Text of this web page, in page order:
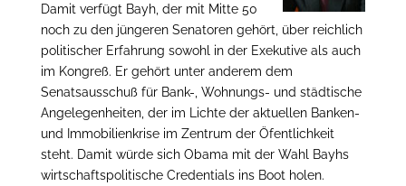
Damit verfügt Bayh, der mit Mitte 50
noch zu den jüngeren Senatoren gehört, über reichlich
politischer Erfahrung sowohl in der Exekutive als auch
im Kongreß. Er gehört unter anderem dem
Senatsausschuß für Bank-, Wohnungs- und städtische
Angelegenheiten, der im Lichte der aktuellen Banken-
und Immobilienkrise im Zentrum der Öfentlichkeit
steht. Damit würde sich Obama mit der Wahl Bayhs
wirtschaftspolitische Credentials ins Boot holen.